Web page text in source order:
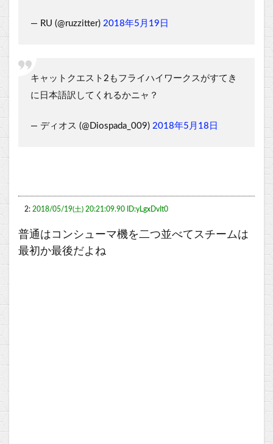
— RU (@ruzzitter) 2018年5月19日
キャットクエスト2もフライハイワークスがすてき
に日本語訳してくれるかニャ？
— ディオス (@Diospada_009) 2018年5月18日
2: 2018/05/19(土) 20:21:09.90 ID:yLgxDvIt0
普通はコンシューマ機を二つ並べてスチームは
最初か最後だよね